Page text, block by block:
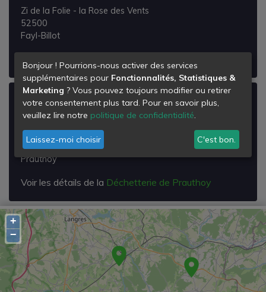
Zi de la Folie - la Rose des Vents
52500
Fayl-Billot
Déchetterie de Prauthoy
Zi les Epinois Chanois
Rd 21
52190
Prauthoy
Voir les détails de la Déchetterie de Prauthoy
+
−
Bonjour ! Pourrions-nous activer des services
supplémentaires pour Fonctionnalités, Statistiques &
Marketing ? Vous pouvez toujours modifier ou retirer
votre consentement plus tard. Pour en savoir plus,
veuillez lire notre politique de confidentialité.
Laissez-moi choisir C'est bon.